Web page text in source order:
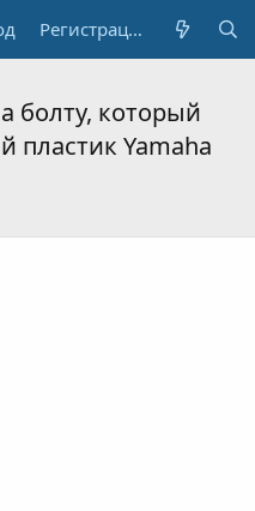
Регистрация
болту, который
пластик Yamaha